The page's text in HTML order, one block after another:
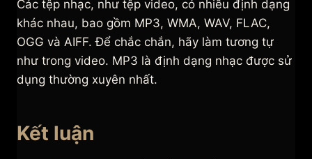
Các tệp nhạc, như tệp video, có nhiều định dạng
khác nhau, bao gồm MP3, WMA, WAV, FLAC,
OGG và AIFF. Để chắc chắn, hãy làm tương tự
như trong video. MP3 là định dạng nhạc được sử
dụng thường xuyên nhất.
Kết luận